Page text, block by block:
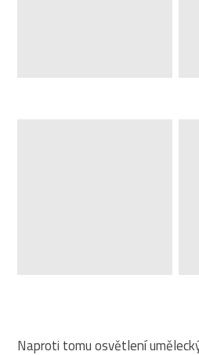
Naproti tomu osvětlení